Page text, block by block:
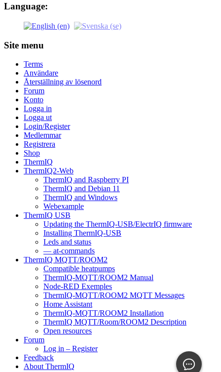
Language:
Site menu
Terms
Användare
Återställning av lösenord
Forum
Konto
Logga in
Logga ut
Login/Register
Medlemmar
Registrera
Shop
ThermIQ
ThermIQ2-Web
ThermIQ and Raspberry PI
ThermIQ and Debian 11
ThermIQ and Windows
Webexample
ThermIQ USB
Updating the ThermIQ-USB/ElectrIQ firmware
Installing ThermIQ-USB
Leds and status
— at-commands
ThermIQ MQTT/ROOM2
Compatible heatpumps
ThermIQ-MQTT/ROOM2 Manual
Node-RED Exemples
ThermIQ-MQTT/ROOM2 MQTT Messages
Home Assistant
ThermIQ-MQTT/ROOM2 Installation
ThermIQ MQTT/Room/ROOM2 Description
Open resources
Forum
Log in – Register
Feedback
About ThermIQ